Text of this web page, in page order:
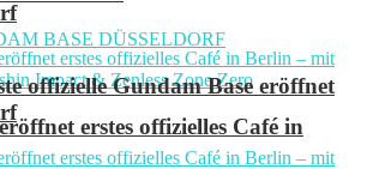
erstes offizielles Café in
offizielle Gundam Base eröffnet